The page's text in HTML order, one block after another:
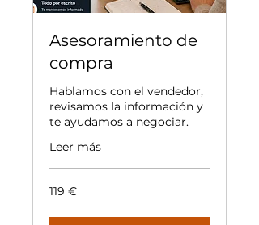
Asesoramiento de
compra
Hablamos con el vendedor,
revisamos la información y
te ayudamos a negociar.
Leer más
119
euros
119 €